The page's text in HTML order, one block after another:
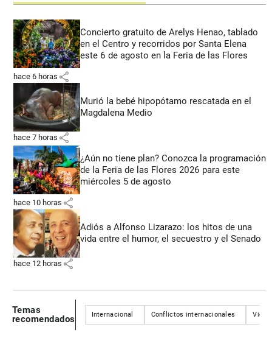
Concierto gratuito de Arelys Henao, tablado
en el Centro y recorridos por Santa Elena
este 6 de agosto en la Feria de las Flores
hace 6 horas share
Murió la bebé hipopótamo rescatada en el
Magdalena Medio
hace 7 horas share
¿Aún no tiene plan? Conozca la programación
de la Feria de las Flores 2026 para este
miércoles 5 de agosto
hace 10 horas share
Adiós a Alfonso Lizarazo: los hitos de una
vida entre el humor, el secuestro y el Senado
hace 12 horas share
Temas
recomendados
Internacional Conflictos internacionales